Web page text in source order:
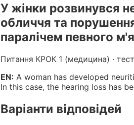
У жінки розвинувся
обличчя та
паралічем певного
Питання КРОК 1 (медицина) ·
EN: A woman has developed
In this case, the hearing loss has
Варіанти відповідей